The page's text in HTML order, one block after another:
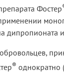
Фостер
дипропионата
® однократно